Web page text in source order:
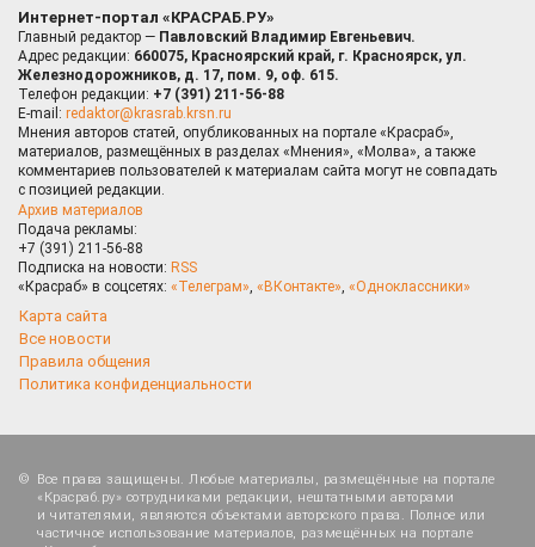
Интернет-портал «КРАСРАБ.РУ»
Главный редактор — Павловский Владимир Евгеньевич.
Адрес редакции: 660075, Красноярский край, г. Красноярск, ул.
Железнодорожников, д. 17, пом. 9, оф. 615.
Телефон редакции: +7 (391) 211-56-88
E-mail: redaktor@krasrab.krsn.ru
Мнения авторов статей, опубликованных на портале «Красраб»,
материалов, размещённых в разделах «Мнения», «Молва», а также
комментариев пользователей к материалам сайта могут не совпадать
с позицией редакции.
Архив материалов
Подача рекламы:
+7 (391) 211-56-88
Подписка на новости: RSS
«Красраб» в соцсетях: «Телеграм», «ВКонтакте», «Одноклассники»
Карта сайта
Все новости
Правила общения
Политика конфиденциальности
Все права защищены. Любые материалы, размещённые на портале
«Красраб.ру» сотрудниками редакции, нештатными авторами
и читателями, являются объектами авторского права. Полное или
частичное использование материалов, размещённых на портале